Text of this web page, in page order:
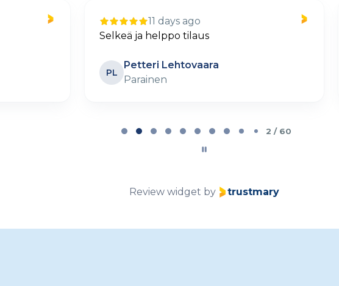
11 days ago
Selkeä ja helppo tilaus
PL
Petteri Lehtovaara
Parainen
2 / 60
Review widget by trustmary